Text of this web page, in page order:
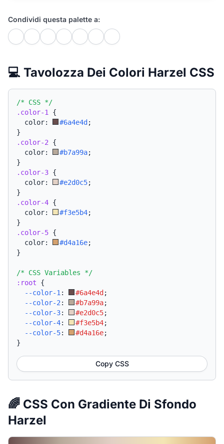
Condividi questa palette a:
💻 Tavolozza Dei Colori Harzel CSS
/* CSS */
.color-1
{
  color:
#6a4e4d ;
}
.color-2 {
  color:
#b7a99a;
}
.color-3 {
  color:
#e2d0c5;
}
.color-4 {
  color:
#f3e5b4;
}
.color-5 {
  color:
#d4a16e;
}
/* CSS Variables */
:root {
--color-1 : #6a4e4d ;
--color-2 : #b7a99a;
--color-3: #e2d0c5;
--color-4: #f3e5b4;
--color-5: #d4a16e;
}
Copy CSS
🌈 CSS Con Gradiente Di Sfondo
Harzel